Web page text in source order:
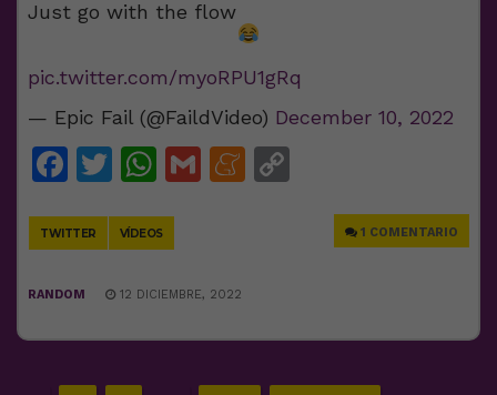
Just go with the flow
pic.twitter.com/myoRPU1gRq
— Epic Fail (@FaildVideo) December 10, 2022
Facebook
Twitter
WhatsApp
GmailMeneame
TWITTER VÍDEOS 1 COMENTARIO
RANDOM 12 DICIEMBRE, 2022